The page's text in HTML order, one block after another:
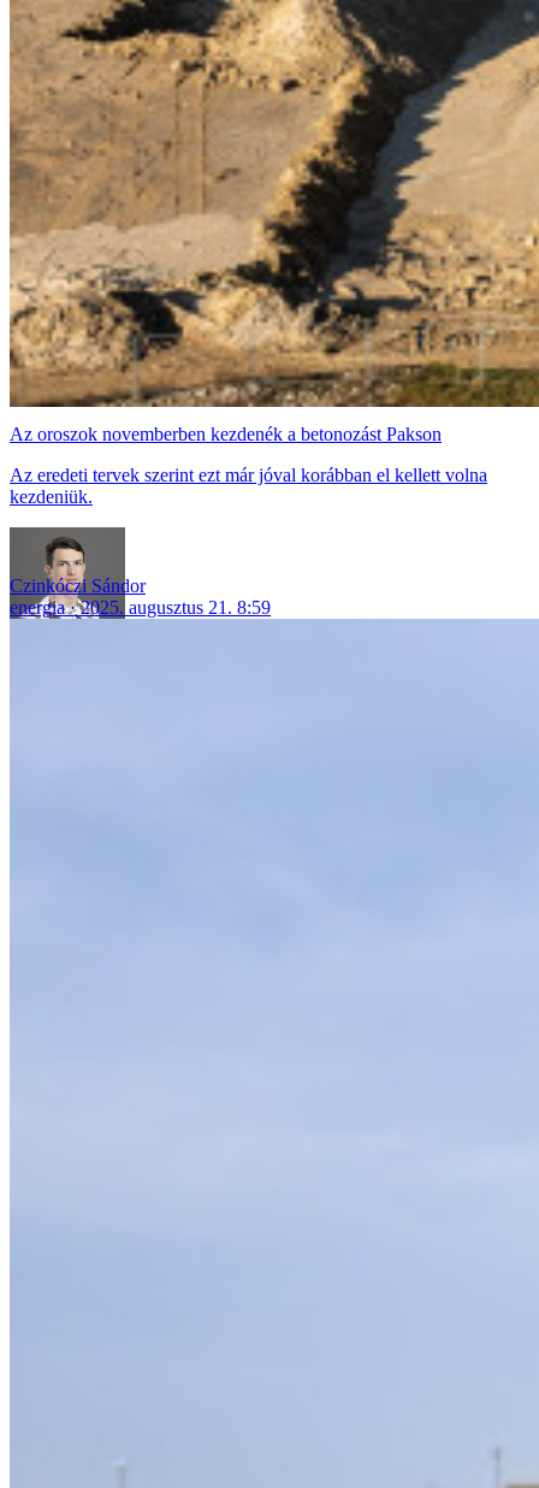
Az oroszok novemberben kezdenék a betonozást Pakson
Az eredeti tervek szerint ezt már jóval korábban el kellett volna
kezdeniük.
Czinkóczi Sándor
energia
2025. augusztus 21. 8:59